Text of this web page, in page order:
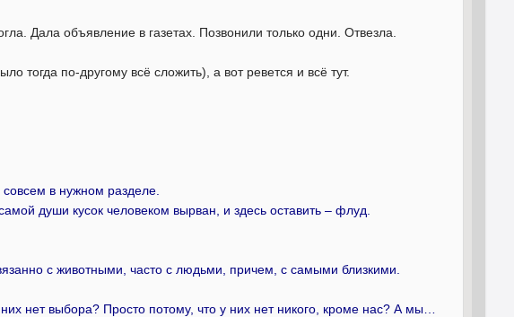
Дала объявление в газетах. Позвонили только одни. Отвезла.
тогда по-другому всё сложить), а вот ревется и всё тут.
в нужном разделе.
души кусок человеком вырван, и здесь оставить – флуд.
с животными, часто с людьми, причем, с самыми близкими.
нет выбора? Просто потому, что у них нет никого, кроме нас? А мы…